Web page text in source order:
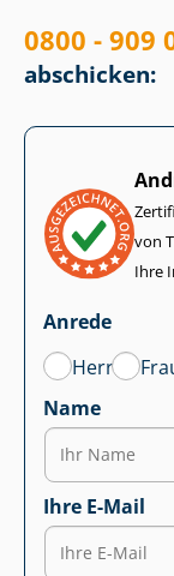
0800 - 909
abschicken:
von
Ihre
Anrede
Herr
Name
Ihre E-Mail